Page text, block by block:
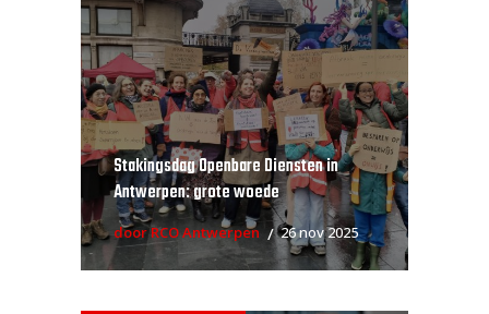
Stakingsdag Openbare Diensten in
Antwerpen: grote woede
door RCO Antwerpen 26 nov 2025